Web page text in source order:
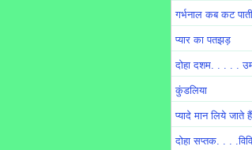
गर्भनाल कब कट
प्यार का पतझड़
दोहा दशम. . . . .
कुंडलिया
प्यादे मान लिये
दोहा सप्तक. . .